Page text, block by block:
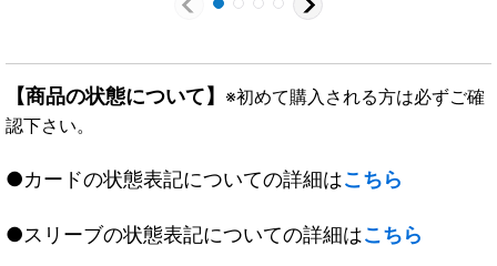
【商品の状態について】 ※初めて購入される方は必ずご確
認下さい。
●カードの状態表記についての詳細はこちら
●スリーブの状態表記についての詳細はこちら